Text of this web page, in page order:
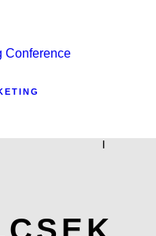
Conference
|